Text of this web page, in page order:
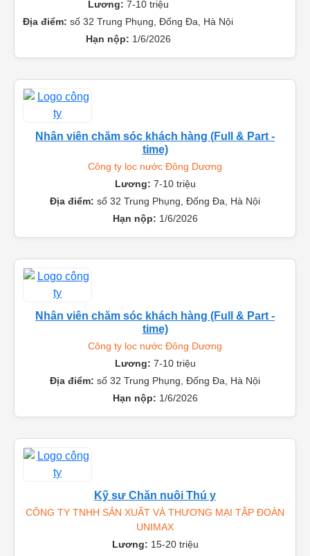
Công ty lọc nước Đông Dương
Lương: 7-10 triệu
số 32 Trung Phụng, Đống Đa, Hà Nội
Hạn nộp:1/6/2026
Nhân viên chăm sóc khách hàng (Full & Part -
time)
Công ty lọc nước Đông Dương
Lương: 7-10 triệu
số 32 Trung Phụng, Đống Đa, Hà Nội
Hạn nộp:1/6/2026
Nhân viên chăm sóc khách hàng (Full & Part -
time)
Công ty lọc nước Đông Dương
Lương: 7-10 triệu
số 32 Trung Phụng, Đống Đa, Hà Nội
Hạn nộp:1/6/2026
Kỹ sư Chăn nuôi Thú y
CÔNG TY TNHH SẢN XUẤT VÀ THƯƠNG MẠI TẬP ĐOÀN
UNIMAX